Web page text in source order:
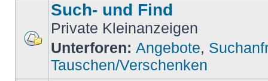
Such- und Find
Private Kleinanzeigen
Unterforen: Angebote,
Tauschen/Verschenken